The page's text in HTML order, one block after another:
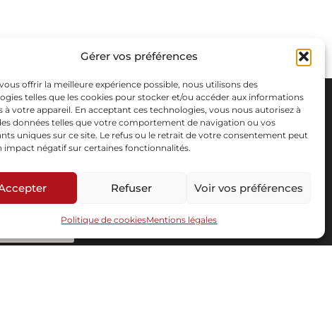
Gérer vos préférences
offrir la meilleure expérience possible, nous utilisons des
telles que les cookies pour stocker et/ou accéder aux informations
à votre appareil. En acceptant ces technologies, vous nous autorisez à
données telles que votre comportement de navigation ou vos
uniques sur ce site. Le refus ou le retrait de votre consentement peut
impact négatif sur certaines fonctionnalités.
Refuser Voir vos préférences
Politique de cookiesMentions légales